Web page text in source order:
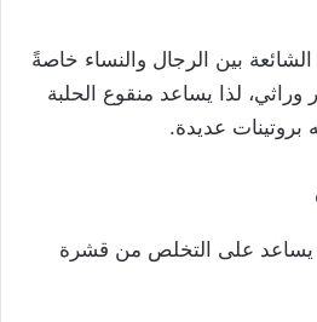
بين الرجال والنساء خاصةً
وراثي، لذا يساعد منقوع الحلبة
بروتينات عديدة.
يساعد على التخلص من قشرة